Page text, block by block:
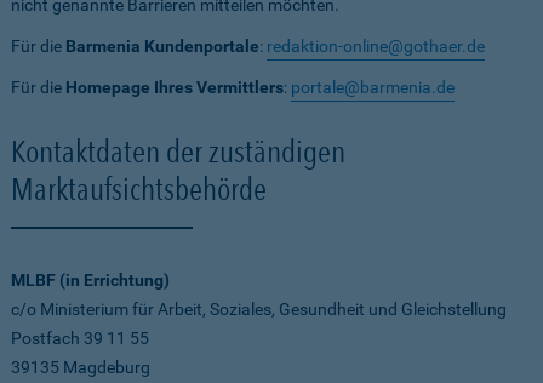
nicht genannte Barrieren mitteilen möchten.
Für die Barmenia Kundenportale: redaktion-online@gothaer.de
Für die Homepage Ihres Vermittlers: portale@barmenia.de
Kontaktdaten der zuständigen
Marktaufsichtsbehörde
MLBF (in Errichtung)
c/o Ministerium für Arbeit, Soziales, Gesundheit und Gleichstellung
Postfach 39 11 55
39135 Magdeburg